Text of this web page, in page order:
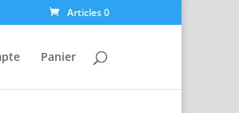
Articles 0
Panier